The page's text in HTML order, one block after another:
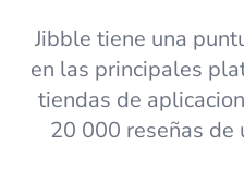
Jibble tiene una
en las principales
tiendas de
20 000 reseñas de